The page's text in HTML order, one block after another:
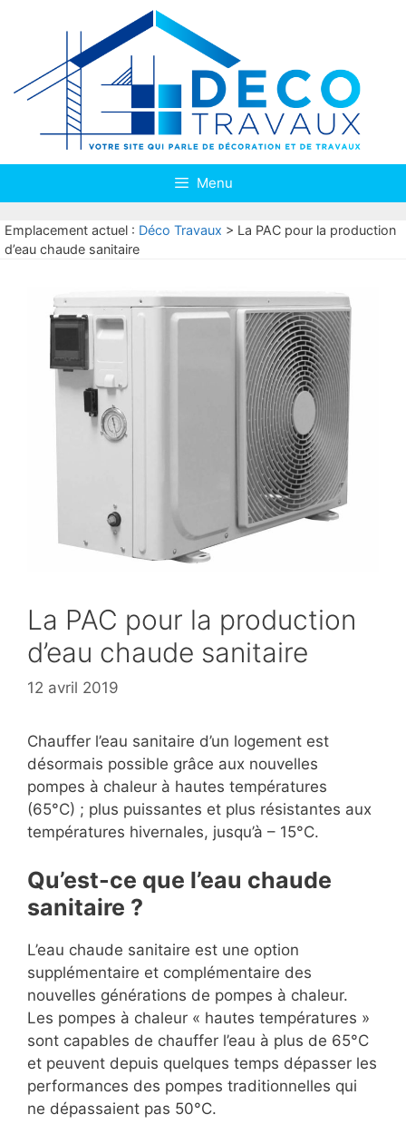
Menu
Emplacement actuel : Déco Travaux > La PAC pour la production
d’eau chaude sanitaire
La PAC pour la production
d’eau chaude sanitaire
12 avril 2019
Chauffer l’eau sanitaire d’un logement est
désormais possible grâce aux nouvelles
pompes à chaleur à hautes températures
(65°C) ; plus puissantes et plus résistantes aux
températures hivernales, jusqu’à – 15°C.
Qu’est-ce que l’eau chaude
sanitaire ?
L’eau chaude sanitaire est une option
supplémentaire et complémentaire des
nouvelles générations de pompes à chaleur.
Les pompes à chaleur « hautes températures »
sont capables de chauffer l’eau à plus de 65°C
et peuvent depuis quelques temps dépasser les
performances des pompes traditionnelles qui
ne dépassaient pas 50°C.